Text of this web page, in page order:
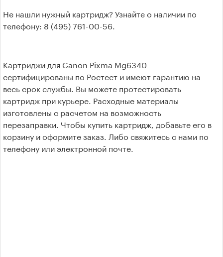
Не нашли нужный картридж? Узнайте о наличии по
телефону: 8 (495) 761-00-56.
Картриджи для Canon Pixma Mg6340
сертифицированы по Ростест и имеют гарантию на
весь срок службы. Вы можете протестировать
картридж при курьере. Расходные материалы
изготовлены с расчетом на возможность
перезаправки. Чтобы купить картридж, добавьте его в
корзину и оформите заказ. Либо свяжитесь с нами по
телефону или электронной почте.